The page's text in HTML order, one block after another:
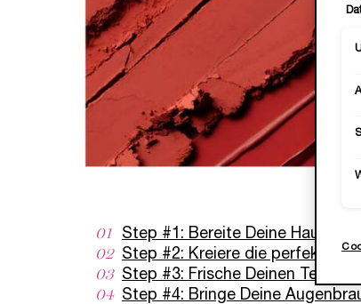
01 Step #1: Bereite Deine Haut auf
02 Step #2: Kreiere die perfekte
03 Step #3: Frische Deinen Teint auf
04 Step #4: Bringe Deine